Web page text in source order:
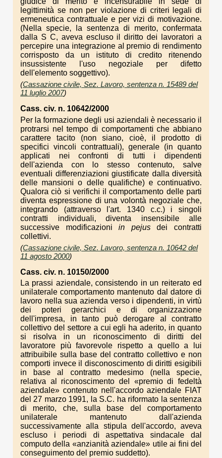
legittimità se non per violazione di criteri legali di
ermeneutica contrattuale e per vizi di motivazione.
(Nella specie, la sentenza di merito, confermata
dalla S C, aveva escluso il diritto dei lavoratori a
percepire una integrazione al premio di rendimento
corrisposto da un istituto di credito ritenendo
insussistente l'uso negoziale per difetto
dell'elemento soggettivo).
(Cassazione civile, Sez. Lavoro, sentenza n. 15489 del
11 luglio 2007)
Cass. civ. n. 10642/2000
Per la formazione degli usi aziendali è necessario il
protrarsi nel tempo di comportamenti che abbiano
carattere tacito (non siano, cioè, il prodotto di
specifici vincoli contrattuali), generale (in quanto
applicati nei confronti di tutti i dipendenti
dell'azienda con lo stesso contenuto, salve
eventuali differenziazioni giustificate dalla diversità
delle mansioni o delle qualifiche) e continuativo.
Qualora ciò si verifichi il comportamento delle parti
diventa espressione di una volontà negoziale che,
integrando (attraverso l'art. 1340 c.c.) i singoli
contratti individuali, diventa insensibile alle
successive modificazioniin pejusdei contratti
collettivi.
(Cassazione civile, Sez. Lavoro, sentenza n. 10642 del
11 agosto 2000)
Cass. civ. n. 10150/2000
La prassi aziendale, consistendo in un reiterato ed
unilaterale comportamento mantenuto dal datore di
lavoro nella sua azienda verso i dipendenti, in virtù
dei poteri gerarchici e di organizzazione
dell'impresa, in tanto può derogare al contratto
collettivo del settore a cui egli ha aderito, in quanto
si risolva in un riconoscimento di diritti del
lavoratore più favorevole rispetto a quello a lui
attribuibile sulla base del contratto collettivo e non
comporti invece il disconoscimento di diritti esigibili
in base al contratto medesimo (nella specie,
relativa al riconoscimento del «premio di fedeltà
aziendale» contenuto nell'accordo aziendale FIAT
del 27 marzo 1991, la S.C. ha riformato la sentenza
di merito, che, sulla base del comportamento
unilaterale mantenuto dall'azienda
successivamente alla stipula dell'accordo, aveva
escluso i periodi di aspettativa sindacale dal
computo della «anzianità aziendale» utile ai fini del
conseguimento del premio suddetto).